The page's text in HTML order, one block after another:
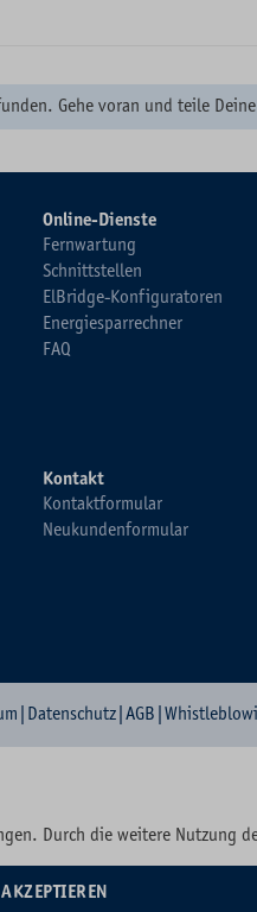
Gehe voran und teile
Online-Dienste
Fernwartung
Schnittstellen
ElBridge-Konfiguratoren
Energiesparrechner
FAQ
Kontakt
Kontaktformular
Neukundenformular
Datenschutz AGB
Durch die weitere Nutzung